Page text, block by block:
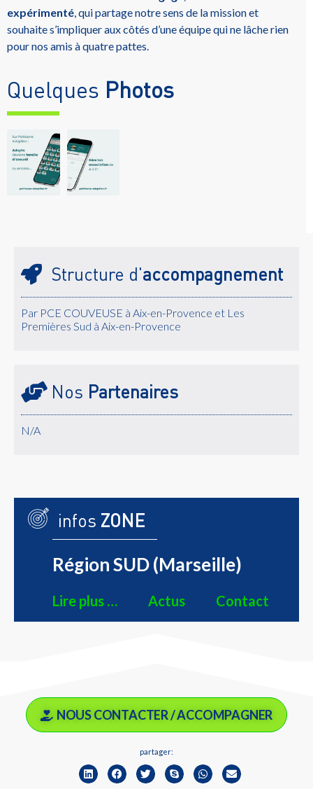
expérimenté , qui partage notre sens de la mission et
souhaite s’impliquer aux côtés d’une équipe qui ne lâche rien
pour nos amis à quatre pattes.
Quelques Photos
Structure d'accompagnement
Par PCE COUVEUSE à Aix-en-Provence et Les
Premières Sud à Aix-en-Provence
Nos Partenaires
N/A
infos ZONE
Région SUD (Marseille)
Lire plus … Actus Contact
NOUS CONTACTER / ACCOMPAGNER
partager: